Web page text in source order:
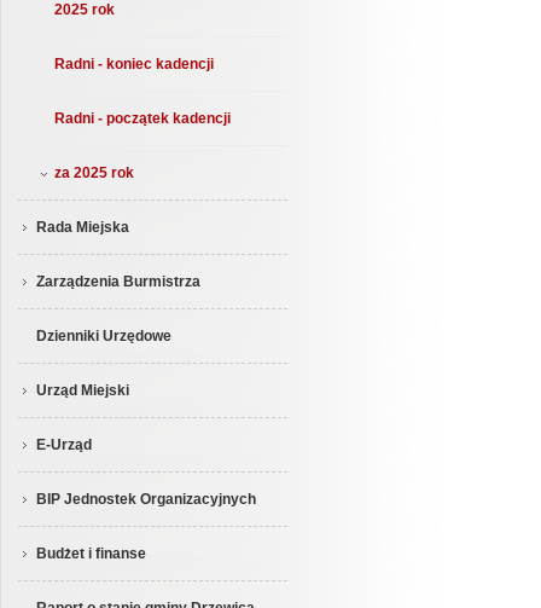
2025 rok
Radni - koniec kadencji
Radni - początek kadencji
za 2025 rok
Rada Miejska
Zarządzenia Burmistrza
Dzienniki Urzędowe
Urząd Miejski
E-Urząd
BIP Jednostek Organizacyjnych
Budżet i finanse